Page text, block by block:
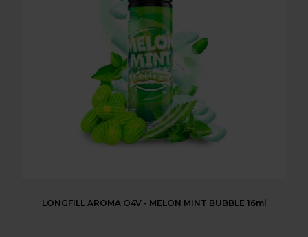
LONGFILL AROMA O4V - MELON MINT BUBBLE 16ml